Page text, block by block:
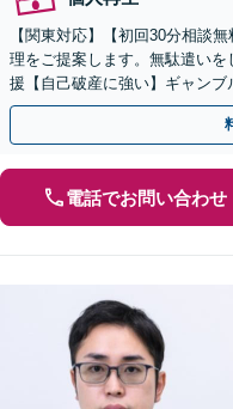
【関東対応】【初回30分相談
理をご提案します。無駄遣い
援【自己破産に強い】ギャン
り【夜間・休日対応】
電話でお問い合わせ